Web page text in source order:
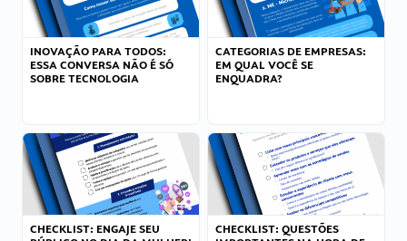
INOVAÇÃO PARA TODOS:
ESSA CONVERSA NÃO É SÓ
SOBRE TECNOLOGIA
CATEGORIAS DE EMPRESAS:
EM QUAL VOCÊ SE
ENQUADRA?
CHECKLIST: ENGAJE SEU
CHECKLIST: QUESTÕES